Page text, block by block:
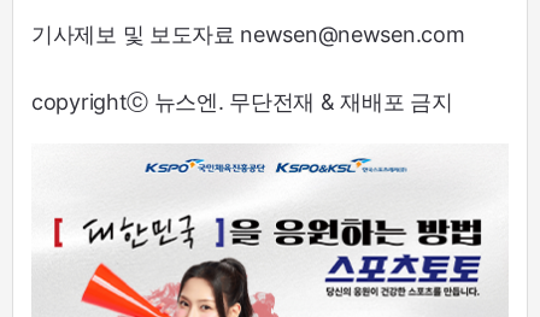
기사제보 및 보도자료 newsen@newsen.com
copyrightⓒ 뉴스엔. 무단전재 & 재배포 금지